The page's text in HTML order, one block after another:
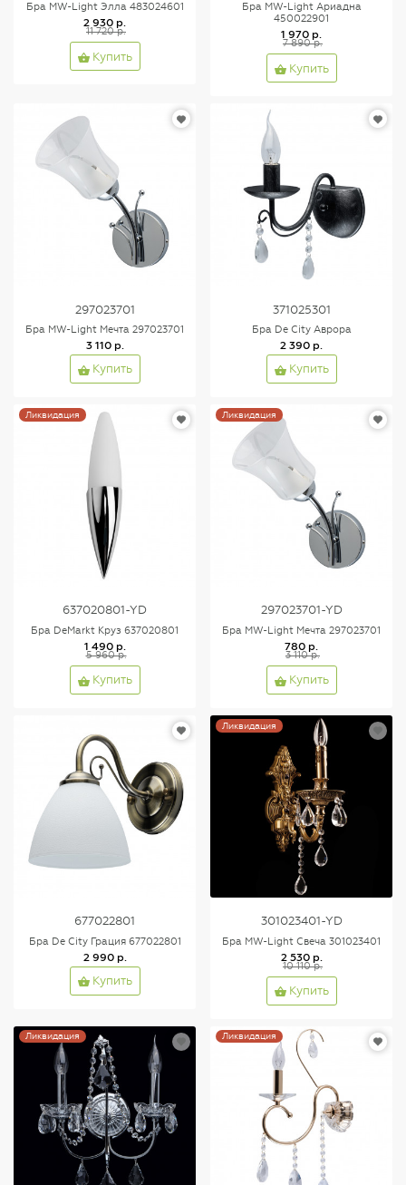
Бра MW-Light Элла 483024601
2 930 р.
11 720 р.
Купить
Бра MW-Light Ариадна
450022901
1 970 р.
7 890 р.
Купить
297023701
Бра MW-Light Мечта 297023701
3 110 р.
Купить
371025301
Бра De City Аврора
2 390 р.
Купить
Ликвидация
637020801-YD
Бра DeMarkt Круз 637020801
1 490 р.
5 960 р.
Купить
Ликвидация
297023701-YD
Бра MW-Light Мечта 297023701
780 р.
3 110 р.
Купить
677022801
Бра De City Грация 677022801
2 990 р.
Купить
Ликвидация
301023401-YD
Бра MW-Light Свеча 301023401
2 530 р.
10 110 р.
Купить
Ликвидация Ликвидация